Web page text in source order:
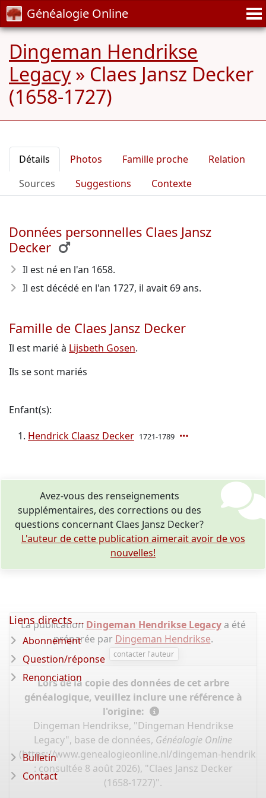
Généalogie Online
Dingeman Hendrikse
Legacy» Claes Jansz Decker
(1658-1727)
Détails Photos Famille proche
Relation
Sources
Suggestions Contexte
Données personnelles Claes Jansz
Decker
Il est né en l'an 1658.
Il est décédé en l'an 1727, il avait 69 ans.
Famille de Claes Jansz Decker
Il est marié à Lijsbeth Gosen.
Ils se sont mariés
Enfant(s):
Hendrick Claasz Decker 1721-1789
Avez-vous des renseignements
supplémentaires, des corrections ou des
questions concernant Claes Jansz Decker?
L'auteur de cette publication aimerait avoir de vos
nouvelles!
La publication Dingeman Hendrikse Legacya été
préparée par Dingeman Hendrikse.
contacter l'auteur
Lors de la copie des données de cet arbre
généalogique, veuillez inclure une référence à
l'origine:
Dingeman Hendrikse, "Dingeman Hendrikse
Legacy", base de données, Généalogie Online
(https://www.genealogieonline.nl/dingeman-
: consultée 8 août 2026), "Claes Jansz Decker
(1658-1727)".
Liens directs ...
Abonnement
Question/réponse
Renonciation
Bulletin
Contact